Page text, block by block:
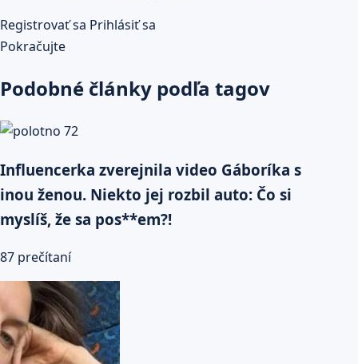
Registrovať sa Prihlásiť sa
Pokračujte
Podobné články podľa tagov
Influencerka zverejnila video Gáboríka s
inou ženou. Niekto jej rozbil auto: Čo si
myslíš, že sa pos**em?!
87 prečítaní